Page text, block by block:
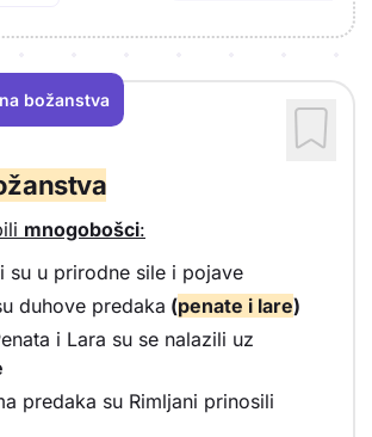
božanstva
mnogobošci:
su u prirodne sile i pojave
duhove predaka (penate i lare)
i Lara su se nalazili uz
predaka su Rimljani prinosili